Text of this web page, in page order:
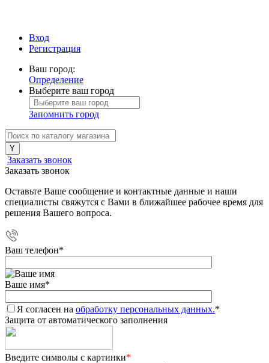
Вход
Регистрация
Ваш город:
Определение
Выберите ваш город
Запомнить город
Заказать звонок
Заказать звонок
Оставьте Ваше сообщение и контактные данные и наши
специалисты свяжутся с Вами в ближайшее рабочее время для
решения Вашего вопроса.
Ваш телефон*
Ваше имя*
Я согласен на обработку персональных данных.*
Защита от автоматического заполнения
Введите символы с картинки*